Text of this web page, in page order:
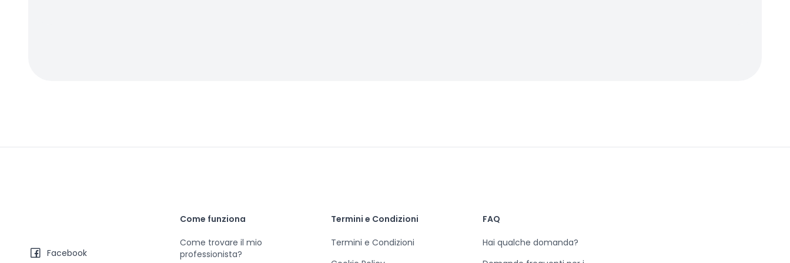
Facebook
Come funziona
Come trovare il mio
professionista?
Termini e Condizioni
Termini e Condizioni
FAQ
Hai qualche domanda?